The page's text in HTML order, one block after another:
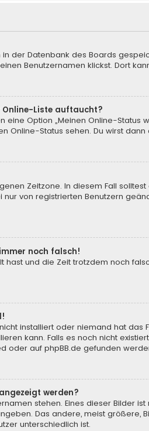
der Datenbank des Boards
Benutzernamen klickst. Dort
Online-Liste auftaucht?
Option „Meinen Online-
Online-Status sehen. Du wirst
Zeitzone. In diesem Fall
von registrierten Benutzern
noch falsch!
und die Zeit trotzdem noch
installiert oder niemand hat
kann. Falls es noch nicht
oder auf phpBB.de gefunden
werden?
stehen. Eines dieser Bilder
Das andere, meist größere,
unterschiedlich ist.